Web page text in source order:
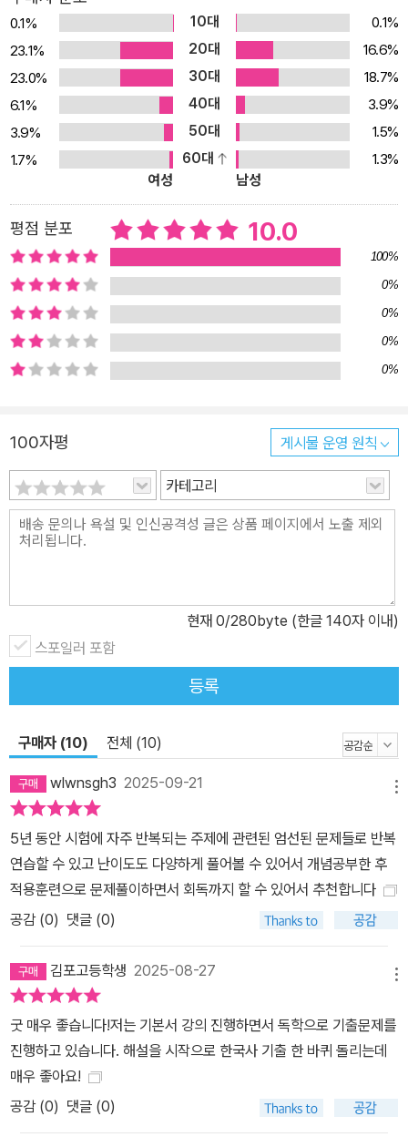
5번은 반복해서 풀어야 자기 것으로 소화할 수 있는데 한 번도 제대
로 풀고 분석하지 못하는 데 점수가 나 올 리가 있겠습니까? 문제집
에 들어간 숫자에 집착하지 말고 800문제라도 제대로 풀고 반복하는
것이 수험의 기본입니다. 최근 8년 동안의 국·지·서·법 기출만을 엄선
해 실었습니다. 현재 한국사 시험을 치는 직렬은 9급 국가직, 지방직,
서울시, 법원직입니다. 기출 800제에는 최근 8년 동안의 이 4개 직
렬 기출문제만을 엄선해 실었습니다. 자주 반복되는 주제는 최대 5문
제까지만 수록하였습니다. 최근 5년 동안(2021~2025) 한국사 문
제가 쉽고 깔끔하게 나오는 추세를 감안한다면 [단원별 기출 800제]
만 보셔도 95점, 100점이 가능합니다. 문제의 난이도에 따라 3단계
로 구분하였습니다. 본문에 실려 있는 문제는 난이도 하, 중, 상 세 종
류이며, 난이도 상 문제는 대략 5%(40문제) 내외입니다. 개념이 좀
부족한 분들은 틀린 문제나 난이도 상 위주로 해설강의(www.mega
gong.net)를 들어보라고 말씀드립니다.
0.1% 10대
0.1%
23.1%
20대
16.6%
23.0%
30대
18.7%
6.1%
40대
3.9%
3.9%
50대
1.5%
1.7%
60대
1.3%
여성
남성
평점 분포 10.0
100%
0%
0%
0%
0%
100자평 게시물 운영 원칙
카테고리
현재 0/280byte (한글 140자 이내)
스포일러 포함
등록
구매자 (10) 전체 (10)
wlwnsgh3 2025-09-21
5년 동안 시험에 자주 반복되는 주제에 관련된 엄선된 문제들로 반복
연습할 수 있고 난이도도 다양하게 풀어볼 수 있어서 개념공부한 후
적용훈련으로 문제풀이하면서 회독까지 할 수 있어서 추천합니다
공감 (0) 댓글 (0)
김포고등학생 2025-08-27
굿 매우 좋습니다!저는 기본서 강의 진행하면서 독학으로 기출문제를
진행하고 있습니다. 해설을 시작으로 한국사 기출 한 바퀴 돌리는데
매우 좋아요!
공감 (0) 댓글 (0)